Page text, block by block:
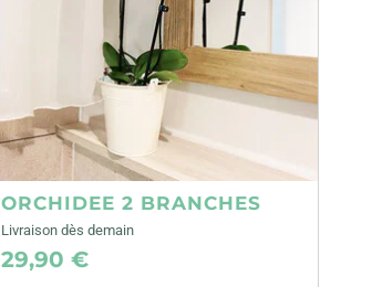
ORCHIDEE 2 BRANCHES
Livraison dès demain
29,90 €